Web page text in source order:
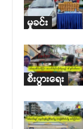
မှုခင်း
စီးပွားရေး